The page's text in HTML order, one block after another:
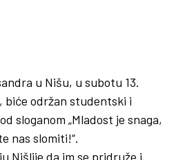
u Nišu, u subotu 13.
biće održan studentski i
sloganom „Mladost je snaga,
nas slomiti!“.
Nišlije da im se pridruže i